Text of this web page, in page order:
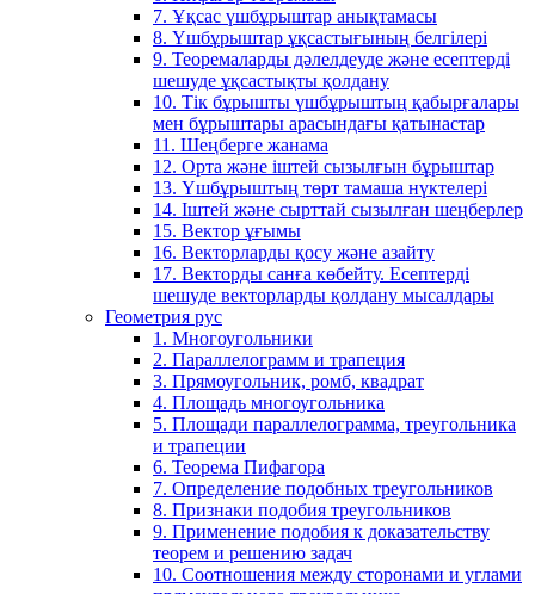
7. Ұқсас үшбұрыштар анықтамасы
8. Үшбұрыштар ұқсастығының белгілері
9. Теоремаларды дәлелдеуде және есептерді
шешуде ұқсастықты қолдану
10. Тік бұрышты үшбұрыштың қабырғалары
мен бұрыштары арасындағы қатынастар
11. Шеңберге жанама
12. Орта және іштей сызылғын бұрыштар
13. Үшбұрыштың төрт тамаша нүктелері
14. Іштей және сырттай сызылған шеңберлер
15. Вектор ұғымы
16. Векторларды қосу және азайту
17. Векторды санға көбейту. Есептерді
шешуде векторларды қолдану мысалдары
Геометрия рус
1. Многоугольники
2. Параллелограмм и трапеция
3. Прямоугольник, ромб, квадрат
4. Площадь многоугольника
5. Площади параллелограмма, треугольника
и трапеции
6. Теорема Пифагора
7. Определение подобных треугольников
8. Признаки подобия треугольников
9. Применение подобия к доказательству
теорем и решению задач
10. Соотношения между сторонами и углами